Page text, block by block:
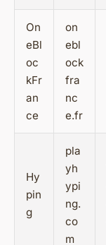
On
eBl
oc
kFr
an
ce
on
ebl
ock
fra
nc
e.fr
Hy
pin
g
pla
yh
ypi
ng.
co
m